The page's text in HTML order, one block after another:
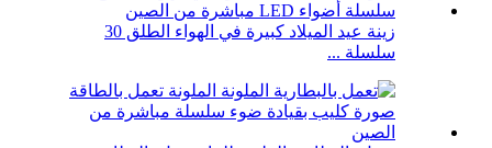
زينة عيد الميلاد كبيرة في الهواء الطلق 30
سلسلة ...